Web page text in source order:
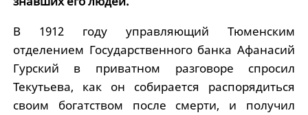
В 1912 году управляющий Тюменским
отделением Государственного банка Афанасий
Гурский в приватном разговоре спросил
Текутьева, как он собирается распорядиться
своим богатством после смерти, и получил